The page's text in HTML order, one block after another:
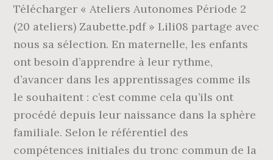
Télécharger « Ateliers Autonomes Période 2
(20 ateliers) Zaubette.pdf » Lili08 partage avec
nous sa sélection. En maternelle, les enfants
ont besoin d’apprendre à leur rythme,
d’avancer dans les apprentissages comme ils
le souhaitent : c’est comme cela qu’ils ont
procédé depuis leur naissance dans la sphère
familiale. Selon le référentiel des
compétences initiales du tronc commun de la